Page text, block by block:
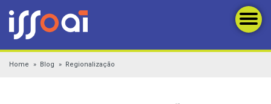
Home Blog Regionalização